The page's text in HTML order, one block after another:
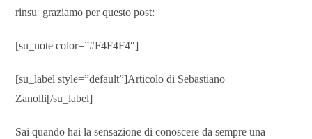
rinsu_graziamo per questo post:
[su_note color=”#F4F4F4″]
[su_label style=”default”]Articolo di Sebastiano
Zanolli[/su_label]
Sai quando hai la sensazione di conoscere da sempre una